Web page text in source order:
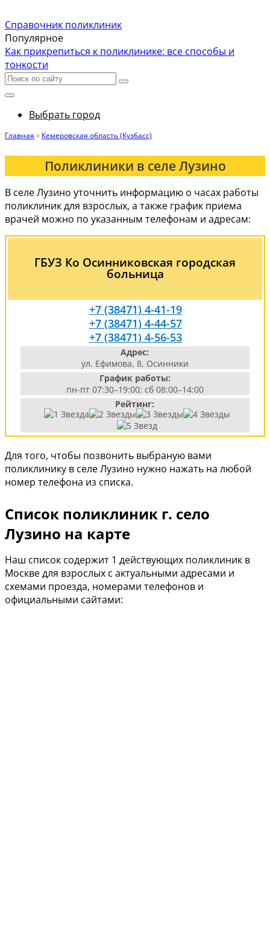
Справочник поликлиник
Популярное
Как прикрепиться к поликлинике: все способы и
тонкости
Выбрать город
Главная » Кемеровская область (Кузбасс)
Поликлиники в селе Лузино
В селе Лузино уточнить информацию о часах работы
поликлиник для взрослых, а также график приема
врачей можно по указанным телефонам и адресам:
ГБУЗ Ко Осинниковская городская
больница
+7 (38471) 4-41-19
+7 (38471) 4-44-57
+7 (38471) 4-56-53
Адрес:
ул. Ефимова, 8, Осинники
График работы:
пн-пт 07:30–19:00; сб 08:00–14:00
Рейтинг:
Для того, чтобы позвонить выбраную вами
поликлинику в селе Лузино нужно нажать на любой
номер телефона из списка.
Список поликлиник г. село
Лузино на карте
Наш список содержит 1 действующих поликлиник в
Москве для взрослых с актуальными адресами и
схемами проезда, номерами телефонов и
официальными сайтами: